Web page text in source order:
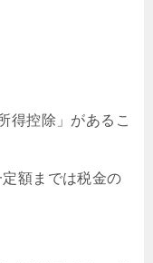
得控除」があるこ
額までは税金の